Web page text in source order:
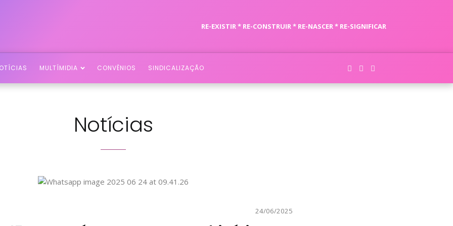
RE-EXISTIR * RE-CONSTRUIR * RE-NASCER * RE-SIGNIFICAR
MULTÍMIDIA CONVÊNIOS SINDICALIZAÇÃO
Notícias
24/06/2025